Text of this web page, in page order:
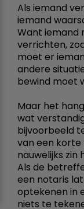
Als iemand
iemand
Want iemand
verrichten,
moet er
andere
bewind moet
Maar het
wat
bijvoorbeeld
van een
nauwelijks zin
Als de
een notaris
optekenen in
niets te